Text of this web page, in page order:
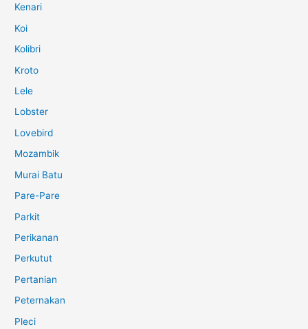
Kenari
Koi
Kolibri
Kroto
Lele
Lobster
Lovebird
Mozambik
Murai Batu
Pare-Pare
Parkit
Perikanan
Perkutut
Pertanian
Peternakan
Pleci